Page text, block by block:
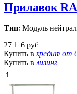
Прилавок
Тип: Модуль
27 116 руб.
Купить в кредит от
Купить в лизинг.